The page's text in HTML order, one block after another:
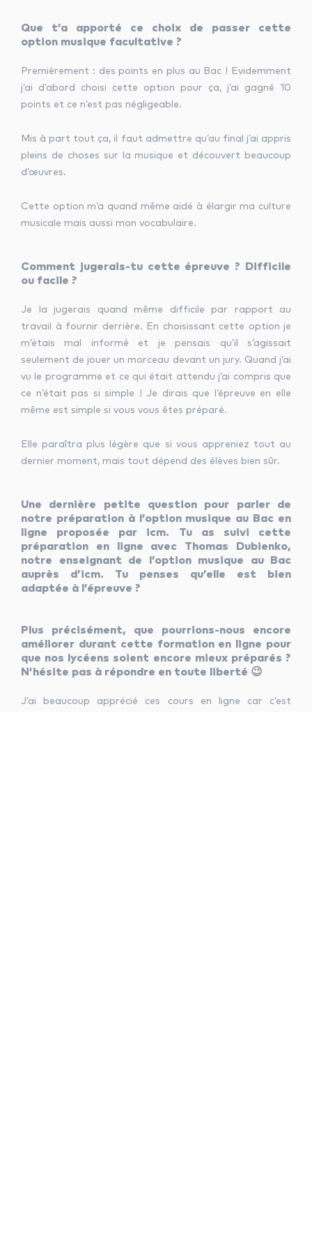
Que t’a apporté ce choix de passer cette
option musique facultative ?
Premièrement : des points en plus au Bac ! Evidemment
j’ai d’abord choisi cette option pour ça, j’ai gagné 10
points et ce n’est pas négligeable.
Mis à part tout ça, il faut admettre qu’au final j’ai appris
pleins de choses sur la musique et découvert beaucoup
d’œuvres.
Cette option m’a quand même aidé à élargir ma culture
musicale mais aussi mon vocabulaire.
Comment jugerais-tu cette épreuve ? Difficile
ou facile ?
Je la jugerais quand même difficile par rapport au
travail à fournir derrière. En choisissant cette option je
m’étais mal informé et je pensais qu’il s’agissait
seulement de jouer un morceau devant un jury. Quand j’ai
vu le programme et ce qui était attendu j’ai compris que
ce n’était pas si simple ! Je dirais que l’épreuve en elle
même est simple si vous vous êtes préparé.
Elle paraîtra plus légère que si vous appreniez tout au
dernier moment, mais tout dépend des élèves bien sûr.
Une dernière petite question pour parler de
notre préparation à l’option musique au Bac en
ligne proposée par icm. Tu as suivi cette
préparation en ligne avec Thomas Dubienko,
notre enseignant de l’option musique au Bac
auprès d’icm. Tu penses qu’elle est bien
adaptée à l’épreuve ?
Plus précisément, que pourrions-nous encore
améliorer durant cette formation en ligne pour
que nos lycéens soient encore mieux préparés ?
N’hésite pas à répondre en toute liberté 😉
J’ai beaucoup apprécié ces cours en ligne car c’est